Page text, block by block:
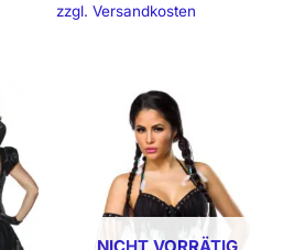
zzgl.Versandkosten